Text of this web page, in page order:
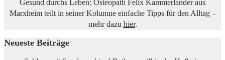
Gesund durchs Leben: Osteopath Felix Kammerlander aus
Marxheim teilt in seiner Kolumne einfache Tipps für den Alltag –
mehr dazu hier.
Neueste Beiträge